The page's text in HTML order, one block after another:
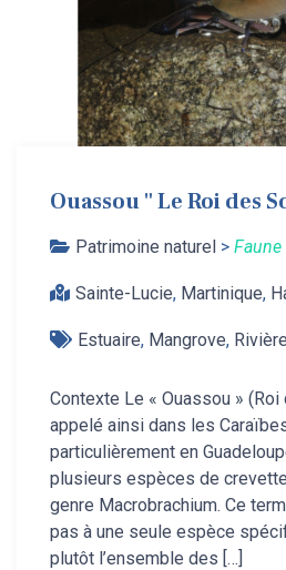
Ouassou " Le Roi des
Patrimoine naturel >
Sainte-Lucie, Martinique,
Estuaire, Mangrove, Rivière
Contexte Le « Ouassou »
appelé ainsi dans les
particulièrement en
plusieurs espèces de
genre Macrobrachium. Ce
pas à une seule espèce
plutôt l’ensemble des […]